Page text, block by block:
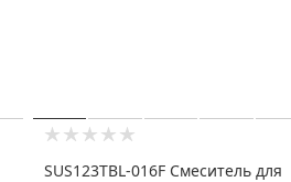
SUS123TBL-016F Смеситель для